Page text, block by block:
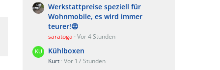
Werkstattpreise speziell für
Wohnmobile, es wird immer
teurer!😡
saratoga Vor 4 Stunden
Kühlboxen
Kurt Vor 17 Stunden